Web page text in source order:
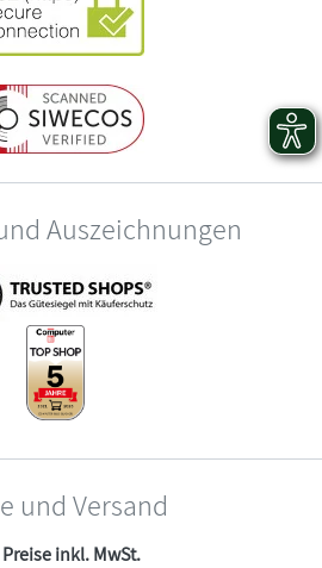
Auszeichnungen
und Versand
inkl. MwSt.